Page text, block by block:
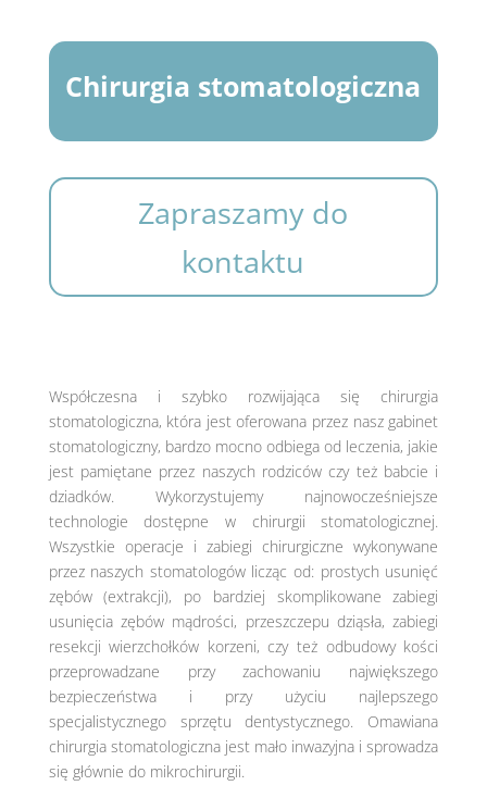
Chirurgia stomatologiczna
Zapraszamy do
kontaktu
Współczesna i szybko rozwijająca się chirurgia
stomatologiczna, która jest oferowana przez nasz gabinet
stomatologiczny, bardzo mocno odbiega od leczenia, jakie
jest pamiętane przez naszych rodziców czy też babcie i
dziadków. Wykorzystujemy najnowocześniejsze
technologie dostępne w chirurgii stomatologicznej.
Wszystkie operacje i zabiegi chirurgiczne wykonywane
przez naszych stomatologów licząc od: prostych usunięć
zębów (extrakcji), po bardziej skomplikowane zabiegi
usunięcia zębów mądrości, przeszczepu dziąsła, zabiegi
resekcji wierzchołków korzeni, czy też odbudowy kości
przeprowadzane przy zachowaniu największego
bezpieczeństwa i przy użyciu najlepszego
specjalistycznego sprzętu dentystycznego. Omawiana
chirurgia stomatologiczna jest mało inwazyjna i sprowadza
się głównie do mikrochirurgii.